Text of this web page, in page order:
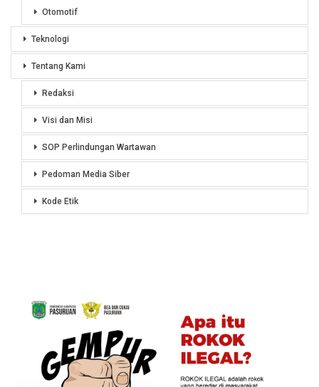
Otomotif
Teknologi
Tentang Kami
Redaksi
Visi dan Misi
SOP Perlindungan Wartawan
Pedoman Media Siber
Kode Etik